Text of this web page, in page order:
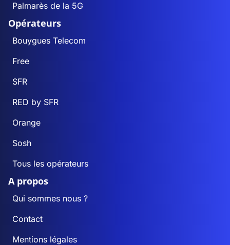
Palmarès de la 5G
Opérateurs
Bouygues Telecom
Free
SFR
RED by SFR
Orange
Sosh
Tous les opérateurs
A propos
Qui sommes nous ?
Contact
Mentions légales